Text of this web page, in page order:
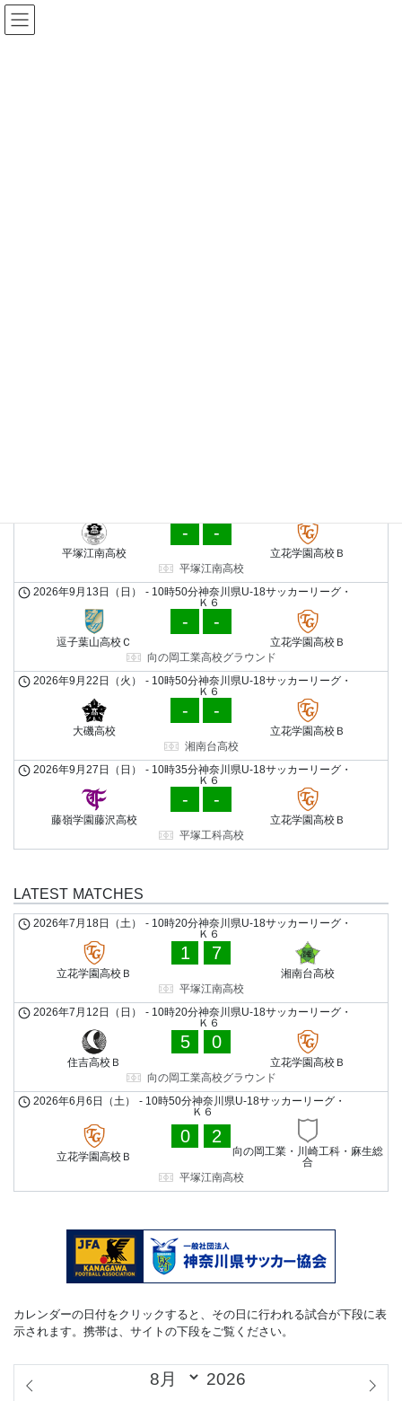
コ
ン
ナ
ビ
平塚江南高校
- -
立花学園高校Ｂ
平塚江南高校
神奈川県U-18サッカーリーグ・
Ｋ６
2026年9月13日（日） - 10時50分
逗子葉山高校Ｃ
- -
立花学園高校Ｂ
向の岡工業高校グラウンド
神奈川県U-18サッカーリーグ・
Ｋ６
2026年9月22日（火） - 10時50分
大磯高校
- -
立花学園高校Ｂ
湘南台高校
神奈川県U-18サッカーリーグ・
Ｋ６
2026年9月27日（日） - 10時35分
藤嶺学園藤沢高校
- -
立花学園高校Ｂ
平塚工科高校
LATEST MATCHES
神奈川県U-18サッカーリーグ・
Ｋ６
2026年7月18日（土） - 10時20分
立花学園高校Ｂ
1 7
湘南台高校
平塚江南高校
神奈川県U-18サッカーリーグ・
Ｋ６
2026年7月12日（日） - 10時20分
住吉高校Ｂ
5 0
立花学園高校Ｂ
向の岡工業高校グラウンド
神奈川県U-18サッカーリーグ・
Ｋ６
2026年6月6日（土） - 10時50分
立花学園高校Ｂ
0 2
向の岡工業・川崎工科・麻生総
合
平塚江南高校
カレンダーの日付をクリックすると、その日に行われる試合が下段に表
示されます。携帯は、サイトの下段をご覧ください。